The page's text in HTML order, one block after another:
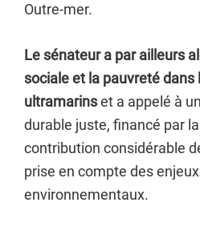
Outre-mer.
Le sénateur a par ailleurs
sociale et la pauvreté dans
ultramarinset a appelé à
durable juste, financé par
contribution considérable
prise en compte des
environnementaux.